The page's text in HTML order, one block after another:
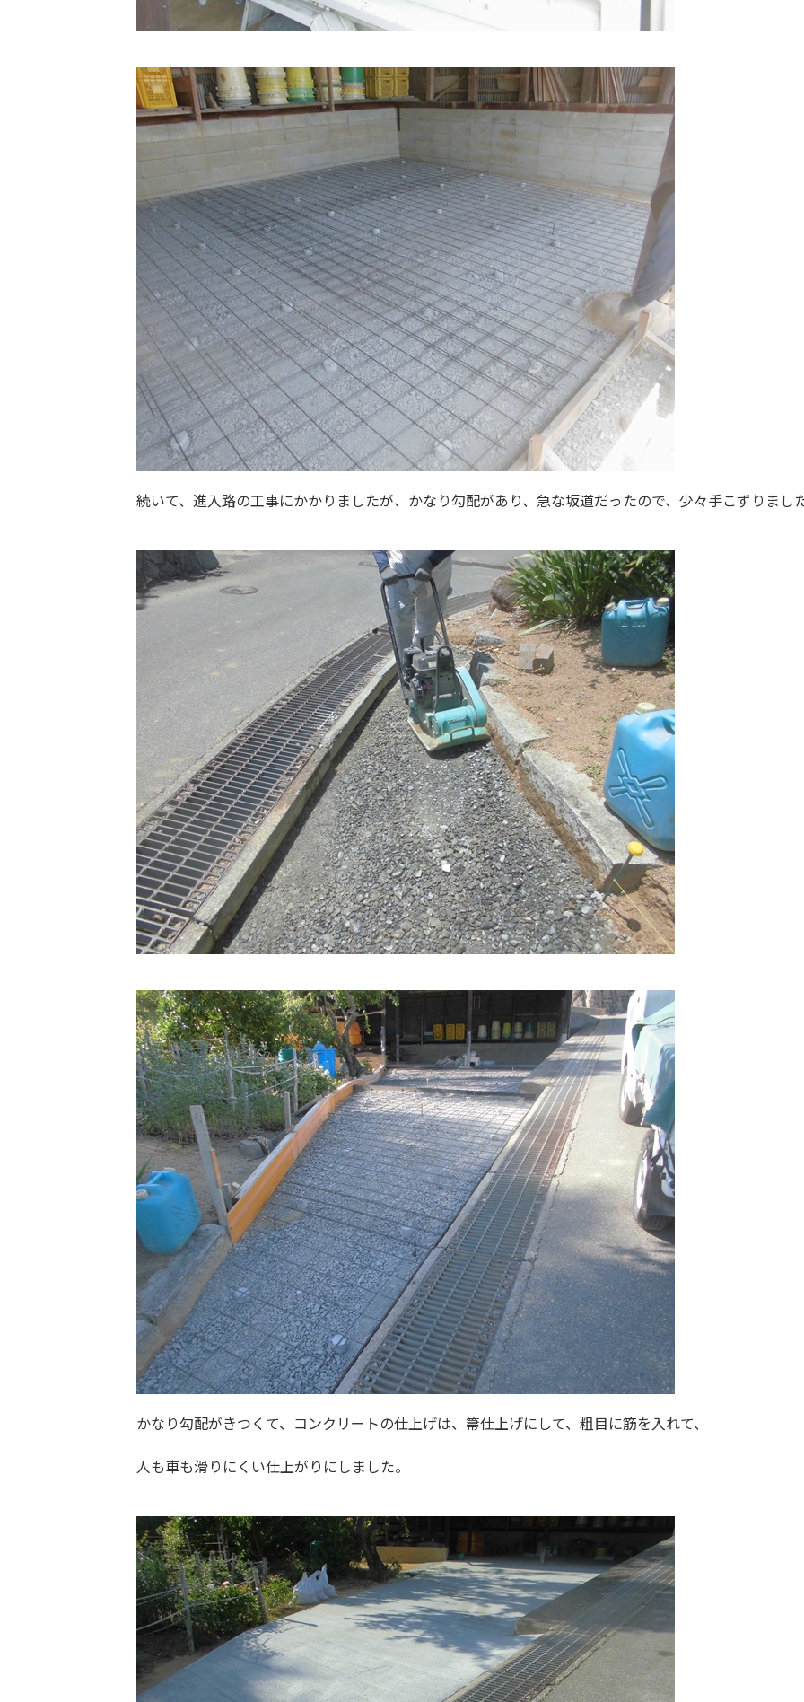
続いて、進入路の工事にかかりましたが、かなり勾配があり、急な坂道だったので、少々手こずりまし
かなり勾配がきつくて、コンクリートの仕上げは、箒仕上げにして、粗目に筋を入れて、
人も車も滑りにくい仕上がりにしました。